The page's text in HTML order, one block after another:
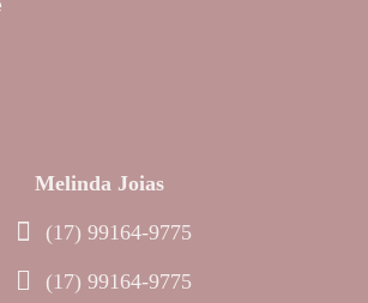
Melinda Joias
(17) 99164-9775
(17) 99164-9775